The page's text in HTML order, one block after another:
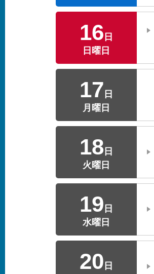
16 日
日曜日
17 日
月曜日
18 日
火曜日
19 日
水曜日
20 日